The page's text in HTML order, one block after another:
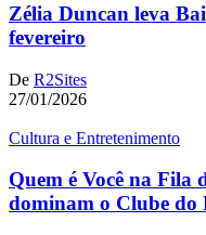
Zélia Duncan leva
fevereiro
De R2Sites
27/01/2026
Cultura e Entretenimento
Quem é Você na Fila
dominam o Clube do